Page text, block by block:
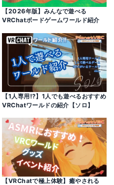
【2026年版】みんなで遊べる
VRChatボードゲームワールド紹介
【1人専用!?】1人でも遊べるおすすめ
VRChatワールドの紹介【ソロ】
【VRChatで極上体験】癒やされる